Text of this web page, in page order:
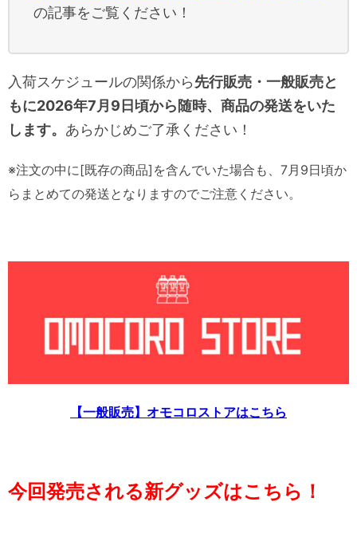
の記事をご覧ください！
入荷スケジュールの関係から先行販売・一般販売と
もに2026年7月9日頃から随時、商品の発送をいた
します。 あらかじめご了承ください！
※注文の中に[既存の商品]を含んでいた場合も、7月9日頃か
らまとめての発送となりますのでご注意ください。
【一般販売】オモコロストアはこちら
今回発売される新グッズはこちら！